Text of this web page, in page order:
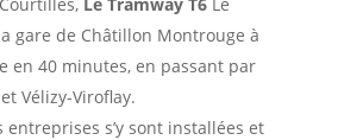
gare de Châtillon Montrouge à
en 40 minutes, en passant par
Vélizy-Viroflay.
entreprises s’y sont installées et